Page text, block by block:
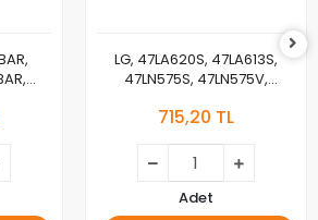
LG, 47LA620S, 47LA613S,
47LN575S, 47LN575V,
BACKLIGHT, 6916L-1259A,
1261A,6916L-1262A,
LC470DUE-SFU1
715,20 TL
Adet